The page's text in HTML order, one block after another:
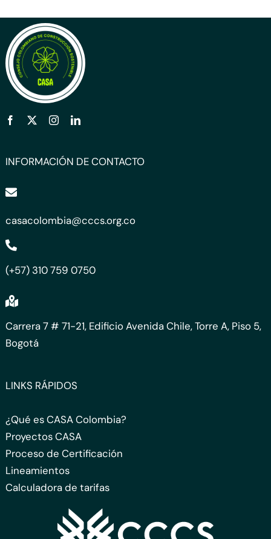
INFORMACIÓN DE CONTACTO
casacolombia@cccs.org.co
(+57) 310 759 0750
Carrera 7 # 71-21, Edificio Avenida Chile, Torre A, Piso 5,
Bogotá
LINKS RÁPIDOS
¿Qué es CASA Colombia?
Proyectos CASA
Proceso de Certificación
Lineamientos
Calculadora de tarifas